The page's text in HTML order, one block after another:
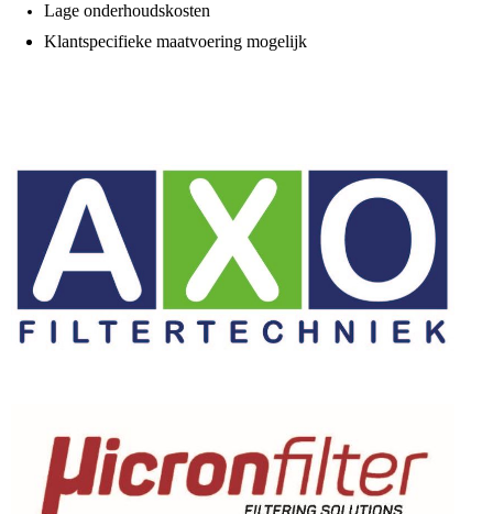
Lage onderhoudskosten
Klantspecifieke maatvoering mogelijk